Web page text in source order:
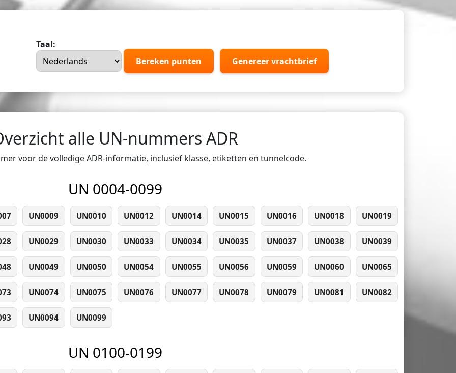
Taal:
Bereken punten
Genereer vrachtbrief
alle UN-nummers ADR
voor de volledige ADR-informatie, inclusief klasse, etiketten en tunnelcode.
UN 0004-0099
UN0009 UN0010 UN0012 UN0014 UN0015 UN0016 UN0018 UN0019
UN0029 UN0030 UN0033 UN0034 UN0035 UN0037 UN0038 UN0039
UN0049 UN0050 UN0054 UN0055 UN0056 UN0059 UN0060 UN0065
UN0074 UN0075 UN0076 UN0077 UN0078 UN0079 UN0081 UN0082
UN0094 UN0099
UN 0100-0199